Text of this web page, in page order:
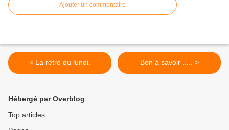
Ajouter un commentaire
< La rétro du lundi. Bon à savoir ..... >
Hébergé par Overblog
Top articles